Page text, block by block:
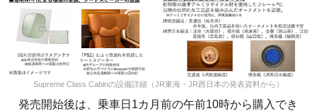
Supreme Class Cabinの設備詳細（JR東海・JR西日本の発表資料から）
発売開始後は、乗車日1カ月前の午前10時から購入でき